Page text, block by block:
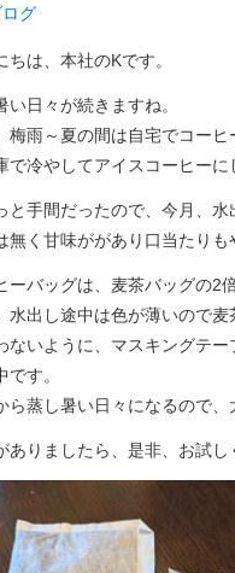
ログ
ちは、本社のKです。
い日々が続きますね。
梅雨～夏の間は自宅でコーヒ
で冷やしてアイスコーヒーに
と手間だったので、今月、
無く甘味ががあり口当たりも
ーバッグは、麦茶バッグの2
水出し途中は色が薄いので
ないように、マスキングテ
です。
ら蒸し暑い日々になるので
ありましたら、是非、お試し